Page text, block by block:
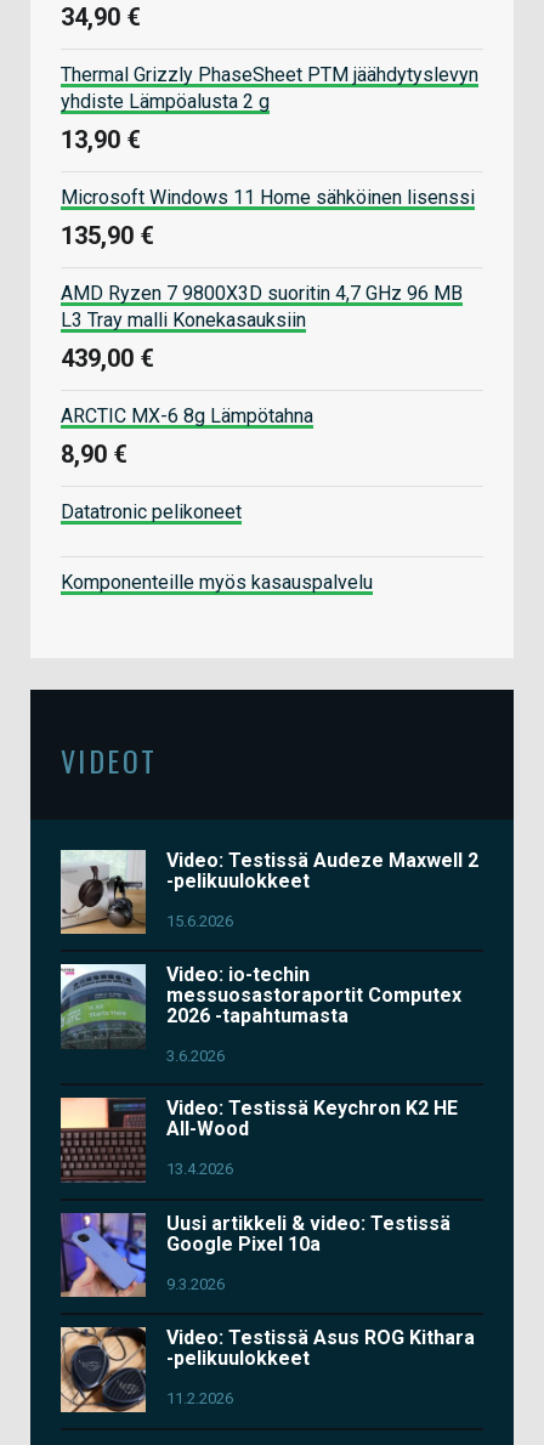
34,90 €
Thermal Grizzly PhaseSheet PTM jäähdytyslevyn
yhdiste Lämpöalusta 2 g
13,90 €
Microsoft Windows 11 Home sähköinen lisenssi
135,90 €
AMD Ryzen 7 9800X3D suoritin 4,7 GHz 96 MB
L3 Tray malli Konekasauksiin
439,00 €
ARCTIC MX-6 8g Lämpötahna
8,90 €
Datatronic pelikoneet
Komponenteille myös kasauspalvelu
VIDEOT
Video: Testissä Audeze Maxwell 2
-pelikuulokkeet
15.6.2026
Video: io-techin
messuosastoraportit Computex
2026 -tapahtumasta
3.6.2026
Video: Testissä Keychron K2 HE
All-Wood
13.4.2026
Uusi artikkeli & video: Testissä
Google Pixel 10a
9.3.2026
Video: Testissä Asus ROG Kithara
-pelikuulokkeet
11.2.2026